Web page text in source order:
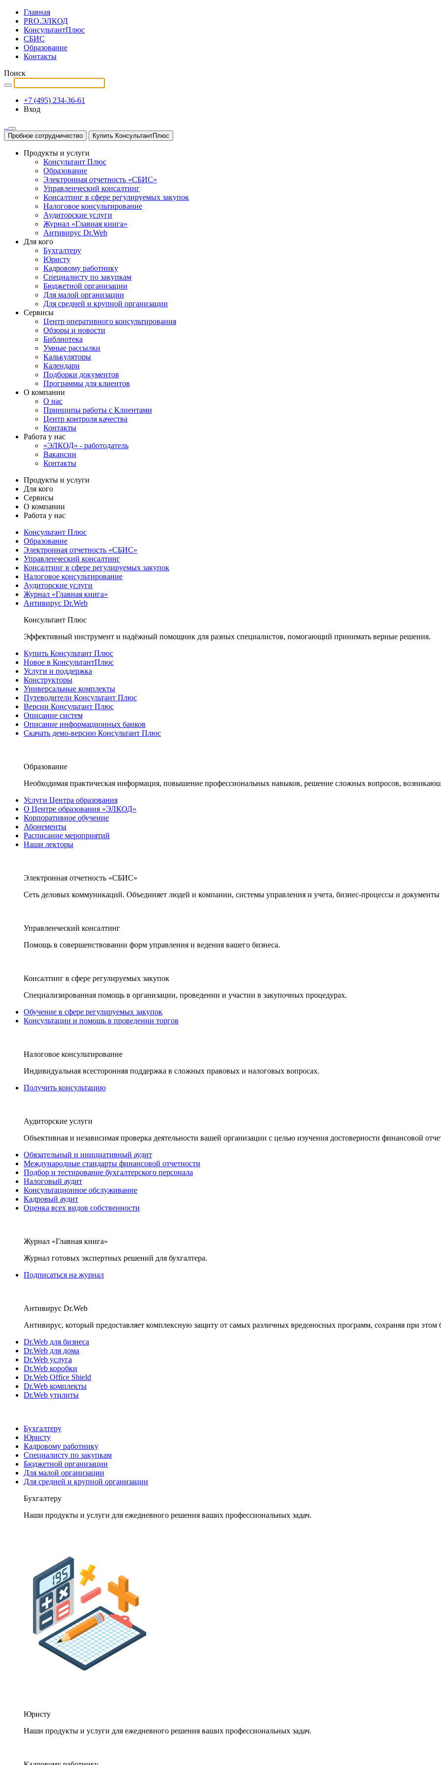
Главная
PRO.ЭЛКОД
КонсультантПлюс
СБИС
Образование
Контакты
Поиск
+7 (495) 234-36-61
Вход
Пробное сотрудничество Купить КонсультантПлюс
Продукты и услуги
Консультант Плюс
Образование
Электронная отчетность «СБИС»
Управленческий консалтинг
Консалтинг в сфере регулируемых закупок
Налоговое консультирование
Аудиторские услуги
Журнал «Главная книга»
Антивирус Dr.Web
Для кого
Бухгалтеру
Юристу
Кадровому работнику
Специалисту по закупкам
Бюджетной организации
Для малой организации
Для средней и крупной организации
Сервисы
Центр оперативного консультирования
Обзоры и новости
Библиотека
Умные рассылки
Калькуляторы
Календари
Подборки документов
Программы для клиентов
О компании
О нас
Принципы работы с Клиентами
Центр контроля качества
Контакты
Работа у нас
«ЭЛКОД» - работодатель
Вакансии
Контакты
Продукты и услуги
Для кого
Сервисы
О компании
Работа у нас
Консультант Плюс
Образование
Электронная отчетность «СБИС»
Управленческий консалтинг
Консалтинг в сфере регулируемых закупок
Налоговое консультирование
Аудиторские услуги
Журнал «Главная книга»
Антивирус Dr.Web
Консультант Плюс
Эффективный инструмент и надёжный помощник для разных специалистов, помогающий принимать верные решения.
Купить Консультант Плюс
Новое в КонсультантПлюс
Услуги и поддержка
Конструкторы
Универсальные комплекты
Путеводители Консультант Плюс
Версии Консультант Плюс
Описание систем
Описание информационных банков
Скачать демо-версию Консультант Плюс
Образование
Необходимая практическая информация, повышение профессиональных навыков, решение сложных вопросов,
Услуги Центра образования
О Центре образования «ЭЛКОД»
Корпоративное обучение
Абонементы
Расписание мероприятий
Наши лекторы
Электронная отчетность «СБИС»
Сеть деловых коммуникаций. Объединяет людей и компании, системы управления и учета, бизнес-процессы и документы
Управленческий консалтинг
Помощь в совершенствовании форм управления и ведения вашего бизнеса.
Консалтинг в сфере регулируемых закупок
Специализированная помощь в организации, проведении и участии в закупочных процедурах.
Обучение в сфере регулируемых закупок
Консультации и помощь в проведении торгов
Налоговое консультирование
Индивидуальная всесторонняя поддержка в сложных правовых и налоговых вопросах.
Получить консультацию
Аудиторские услуги
Объективная и независимая проверка деятельности вашей организации с целью изучения достоверности финансовой
Обязательный и инициативный аудит
Международные стандарты финансовой отчетности
Подбор и тестирование бухгалтерского персонала
Налоговый аудит
Консультационное обслуживание
Кадровый аудит
Оценка всех видов собственности
Журнал «Главная книга»
Журнал готовых экспертных решений для бухгалтера.
Подписаться на журнал
Антивирус Dr.Web
Антивирус, который предоставляет комплексную защиту от самых различных вредоносных программ, сохраняя при этом
Dr.Web для бизнеса
Dr.Web для дома
Dr.Web услуга
Dr.Web коробки
Dr.Web Office Shield
Dr.Web комплекты
Dr.Web утилиты
Бухгалтеру
Юристу
Кадровому работнику
Специалисту по закупкам
Бюджетной организации
Для малой организации
Для средней и крупной организации
Бухгалтеру
Наши продукты и услуги для ежедневного решения ваших профессиональных задач.
Юристу
Наши продукты и услуги для ежедневного решения ваших профессиональных задач.